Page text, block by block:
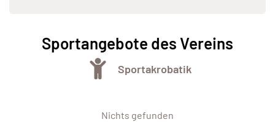
Sportangebote des Vereins
Sportakrobatik
Nichts gefunden